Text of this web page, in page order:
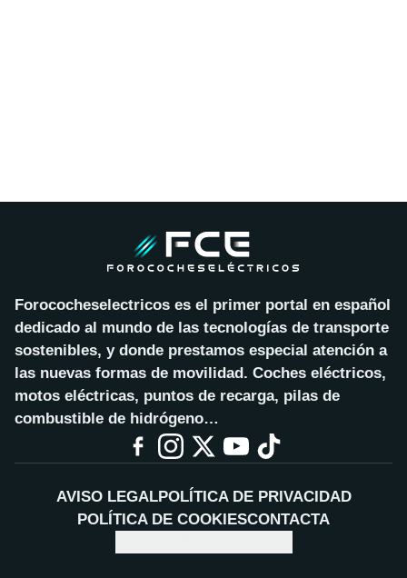
Forococheselectricos es el primer portal en español
dedicado al mundo de las tecnologías de transporte
sostenibles, y donde prestamos especial atención a
las nuevas formas de movilidad. Coches eléctricos,
motos eléctricas, puntos de recarga, pilas de
combustible de hidrógeno…
AVISO LEGALPOLÍTICA DE PRIVACIDAD
POLÍTICA DE COOKIESCONTACTA